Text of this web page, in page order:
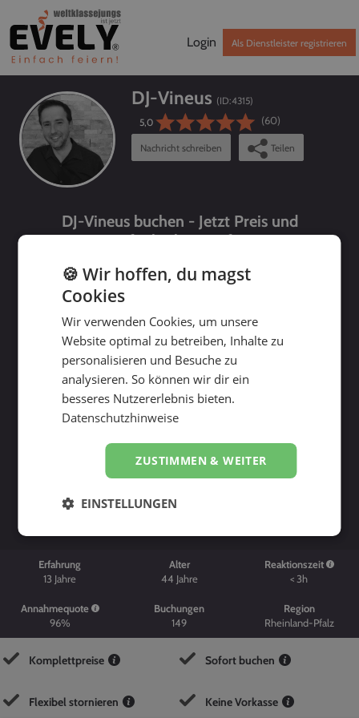
Login Als Dienstleister registrieren
DJ-Vineus (ID:4315)
5,0
(60)
Nachricht schreiben Teilen
DJ-Vineus buchen - Jetzt Preis und
Verfügbarkeit prüfen!
bis
Erfahrung
13 Jahre
Alter
44 Jahre
Reaktionszeit
< 3h
Annahmequote
96%
Buchungen
149
Region
Rheinland-Pfalz
Komplettpreise Sofort buchen
Flexibel stornieren Keine Vorkasse
🍪 Wir hoffen, du magst
Cookies
Wir verwenden Cookies, um unsere
Website optimal zu betreiben, Inhalte zu
personalisieren und Besuche zu
analysieren. So können wir dir ein
besseres Nutzererlebnis bieten.
Datenschutzhinweise
ZUSTIMMEN & WEITER
EINSTELLUNGEN